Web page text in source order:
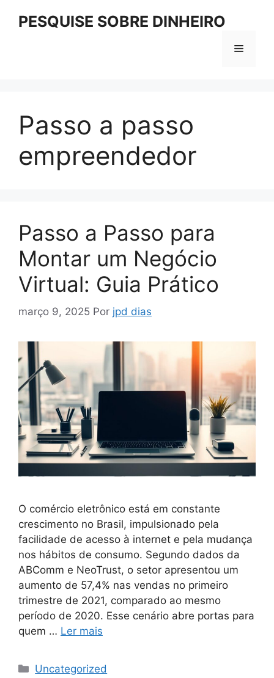
PESQUISE SOBRE DINHEIRO
Menu
Passo a passo
empreendedor
Passo a Passo para
Montar um Negócio
Virtual: Guia Prático
março 9, 2025 Por jpd dias
O comércio eletrônico está em constante
crescimento no Brasil, impulsionado pela
facilidade de acesso à internet e pela mudança
nos hábitos de consumo. Segundo dados da
ABComm e NeoTrust, o setor apresentou um
aumento de 57,4% nas vendas no primeiro
trimestre de 2021, comparado ao mesmo
período de 2020. Esse cenário abre portas para
quem … Ler mais
Categorias
Uncategorized